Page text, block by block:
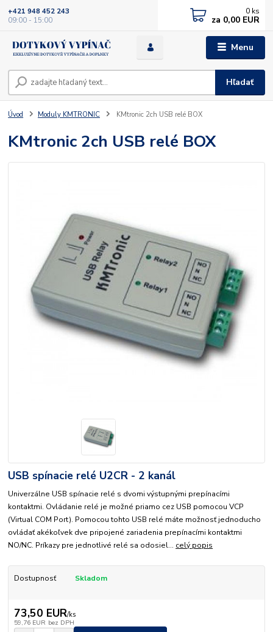
Menu
Hľadať
+421 948 452 243
09:00 - 15:00
0 ks
za 0,00 EUR
Úvod Moduly KMTRONIC KMtronic 2ch USB relé BOX
KMtronic 2ch USB relé BOX
USB spínacie relé U2CR - 2 kanál
Univerzálne USB spínacie relé s dvomi výstupnými prepínacími
kontaktmi. Ovládanie relé je možné priamo cez USB pomocou VCP
(Virtual COM Port). Pomocou tohto USB relé máte možnosť jednoducho
ovládať akékoľvek dve pripojené zariadenia prepínacími kontaktmi
NO/NC. Príkazy pre jednotlivé relé sa odosiel... celý popis
Dostupnosť Skladom
73,50 EUR/ks
59,76 EUR bez DPH